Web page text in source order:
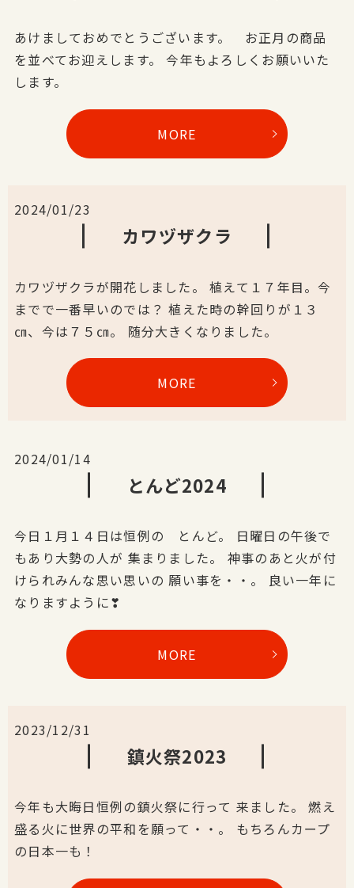
あけましておめでとうございます。 お正月の商品
を並べてお迎えします。 今年もよろしくお願いいた
します。
MORE
2024/01/23
カワヅザクラ
カワヅザクラが開花しました。 植えて１７年目。今
までで一番早いのでは？ 植えた時の幹回りが１３
㎝、今は７５㎝。 随分大きくなりました。
MORE
2024/01/14
とんど2024
今日１月１４日は恒例の とんど。 日曜日の午後で
もあり大勢の人が 集まりました。 神事のあと火が付
けられみんな思い思いの 願い事を・・。 良い一年に
なりますように❣
MORE
2023/12/31
鎮火祭2023
今年も大晦日恒例の鎮火祭に行って 来ました。 燃え
盛る火に世界の平和を願って・・。 もちろんカープ
の日本一も！